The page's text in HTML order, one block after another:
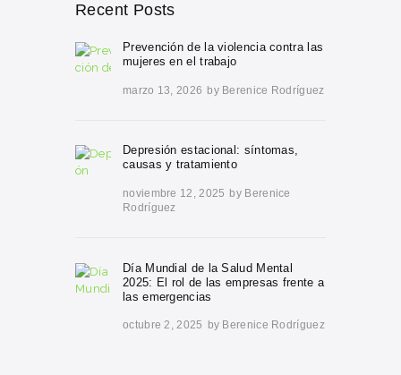
Recent Posts
Prevención de la violencia contra las
mujeres en el trabajo
marzo 13, 2026 by Berenice Rodríguez
Depresión estacional: síntomas,
causas y tratamiento
noviembre 12, 2025 by Berenice
Rodríguez
Día Mundial de la Salud Mental
2025: El rol de las empresas frente a
las emergencias
octubre 2, 2025 by Berenice Rodríguez